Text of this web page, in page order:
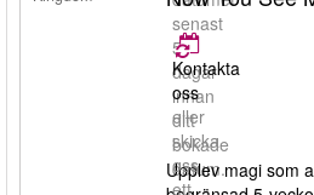
senast
5
dagar
innan
ditt
bokade
datum.
Kontakta
oss
eller
skicka
oss
ett
Upplev magi som